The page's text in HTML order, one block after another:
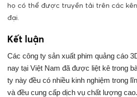
họ có thể được truyền tải trên các
đại.
Kết luận
Các công ty sản xuất phim quảng cáo
nay tại Việt Nam đã được liệt kê trong
ty này đều có nhiều kinh nghiệm trong
và đều cung cấp dịch vụ chất lượng